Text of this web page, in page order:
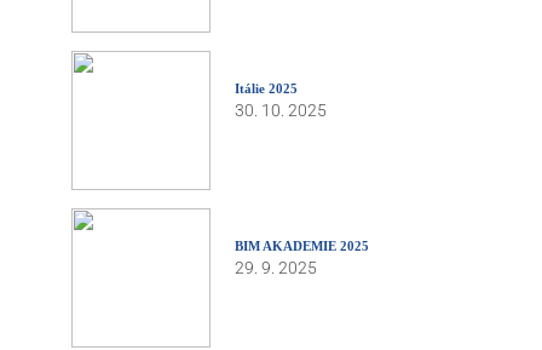
Itálie 2025
30. 10. 2025
BIM AKADEMIE 2025
29. 9. 2025